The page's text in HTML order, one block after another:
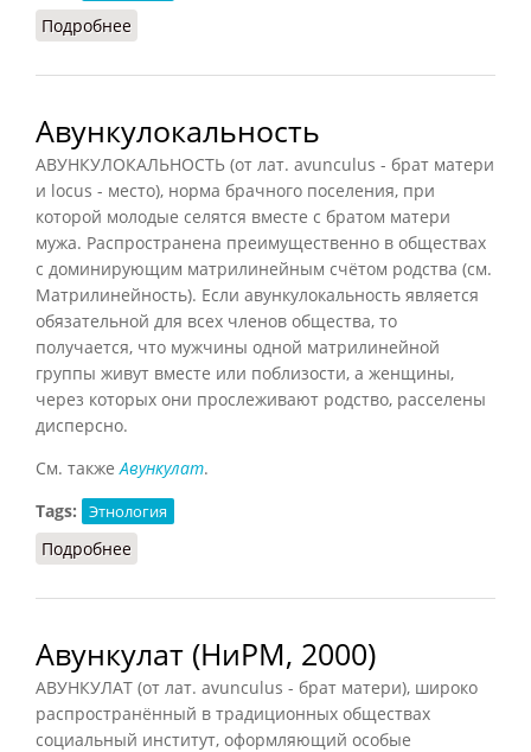
Подробнее
Авункулокальность
АВУНКУЛОКАЛЬНОСТЬ (от лат. avunculus - брат матери
и locus - место), норма брачного поселения, при
которой молодые селятся вместе с братом матери
мужа. Распространена преимущественно в обществах
с доминирующим матрилинейным счётом родства (см.
Матрилинейность). Если авункулокальность является
обязательной для всех членов общества, то
получается, что мужчины одной матрилинейной
группы живут вместе или поблизости, а женщины,
через которых они прослеживают родство, расселены
дисперсно.
См. также Авункулат.
Tags:
Этнология
Подробнее
Авункулат (НиРМ, 2000)
АВУНКУЛАТ (от лат. avunculus - брат матери), широко
распространённый в традиционных обществах
социальный институт, оформляющий особые